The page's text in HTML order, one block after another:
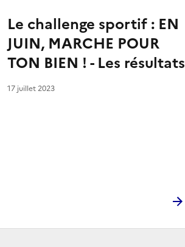
Le challenge sportif : EN
JUIN, MARCHE POUR
TON BIEN ! - Les résultats
17 juillet 2023